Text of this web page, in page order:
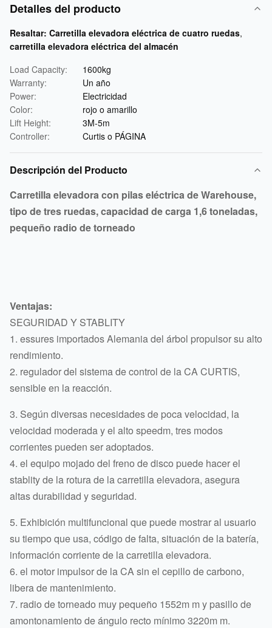
Detalles del producto
Resaltar: Carretilla elevadora eléctrica de cuatro ruedas,
carretilla elevadora eléctrica del almacén
Load Capacity:
1600kg
Warranty:
Un año
Power:
Electricidad
Color:
rojo o amarillo
Lift Height:
3M-5m
Controller:
Curtis o PÁGINA
Descripción del Producto
Carretilla elevadora con pilas eléctrica de Warehouse,
tipo de tres ruedas, capacidad de carga 1,6 toneladas,
pequeño radio de torneado
Ventajas:
SEGURIDAD Y STABLITY
1. essures importados Alemania del árbol propulsor su alto
rendimiento.
2. regulador del sistema de control de la CA CURTIS,
sensible en la reacción.
3. Según diversas necesidades de poca velocidad, la
velocidad moderada y el alto speedm, tres modos
corrientes pueden ser adoptados.
4. el equipo mojado del freno de disco puede hacer el
stablity de la rotura de la carretilla elevadora, asegura
altas durabilidad y seguridad.
5. Exhibición multifuncional que puede mostrar al usuario
su tiempo que usa, código de falta, situación de la batería,
información corriente de la carretilla elevadora.
6. el motor impulsor de la CA sin el cepillo de carbono,
libera de mantenimiento.
7. radio de torneado muy pequeño 1552m m y pasillo de
amontonamiento de ángulo recto mínimo 3220m m.